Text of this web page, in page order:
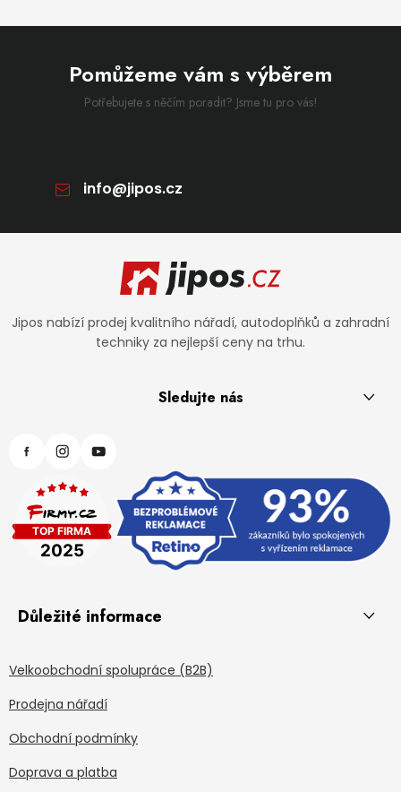
Pomůžeme vám s výběrem
Potřebujete s něčím poradit? Jsme tu pro vás!
info@jipos.cz
Jipos nabízí prodej kvalitního nářadí, autodoplňků a zahradní
techniky za nejlepší ceny na trhu.
Sledujte nás
Důležité informace
Velkoobchodní spolupráce (B2B)
Prodejna nářadí
Obchodní podmínky
Doprava a platba